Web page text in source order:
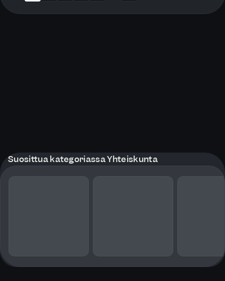
Suosittua kategoriassa Yhteiskunta